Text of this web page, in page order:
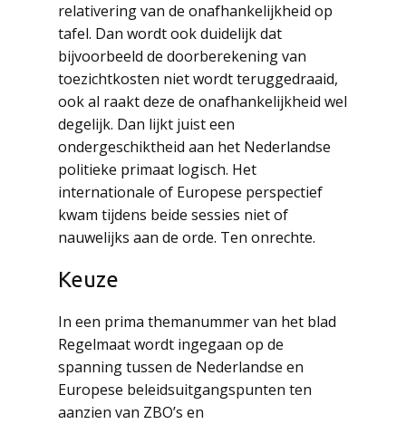
relativering van de onafhankelijkheid op
tafel. Dan wordt ook duidelijk dat
bijvoorbeeld de doorberekening van
toezichtkosten niet wordt teruggedraaid,
ook al raakt deze de onafhankelijkheid wel
degelijk. Dan lijkt juist een
ondergeschiktheid aan het Nederlandse
politieke primaat logisch. Het
internationale of Europese perspectief
kwam tijdens beide sessies niet of
nauwelijks aan de orde. Ten onrechte.
Keuze
In een prima themanummer van het blad
Regelmaat wordt ingegaan op de
spanning tussen de Nederlandse en
Europese beleidsuitgangspunten ten
aanzien van ZBO’s en